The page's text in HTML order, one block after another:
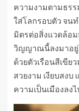
ความงามตามธร
ใส่โลกรอบตัว จน
มิตรต่อสิ่งแวดล้อม
วิญญาณนี้ลงมาอยู่
ด้วยตัวเรือนสีเขี
สวยงาม เงียบสง
ความเป็นเมืองลง